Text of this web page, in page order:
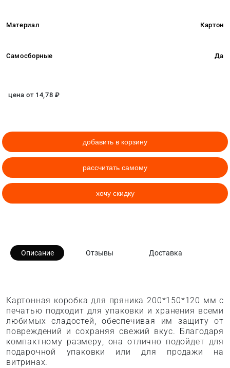
Материал Картон
Самосборные Да
цена от 14,78 ₽
добавить в корзину
рассчитать самому
хочу скидку
Описание Отзывы Доставка
Картонная коробка для пряника 200*150*120 мм с
печатью подходит для упаковки и хранения всеми
любимых сладостей, обеспечивая им защиту от
повреждений и сохраняя свежий вкус. Благодаря
компактному размеру, она отлично подойдет для
подарочной упаковки или для продажи на
витринах.